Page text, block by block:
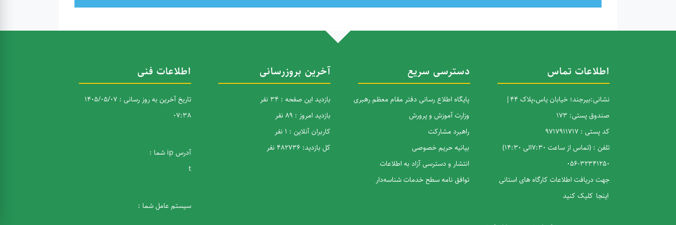
اطلاعات تماس
نشانی:بیرجند؛ خیابان یاس،پلاک 44|
صندوق پستی: 173
کد پستی : 9717911717
تلفن : (تماس از ساعت 7:30الی 14:30)
32341250-056
جهت دریافت اطلاعات کارگاه های استانی
اینجا کلیک کنید
دسترسی سریع
پایگاه اطلاع رسانی دفتر مقام معظم رهبری
وزارت آموزش و پرورش
راهبرد مشارکت
بیانیه حریم خصوصی
انتشار و دسترسی آزاد به اطلاعات
توافق نامه سطح خدمات شناسه‌دار
آخرین بروزرسانی
بازدید این صفحه : 34 نفر
بازدید امروز : 89 نفر
کاربران آنلاین : 1 نفر
کل بازدید: 482736 نفر
اطلاعات فنی
تاریخ آخرین به روز رسانی : 1405/05/07
07:38
آدرس ip شما :
t
سیستم عامل شما :